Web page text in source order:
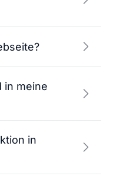
in meine
in